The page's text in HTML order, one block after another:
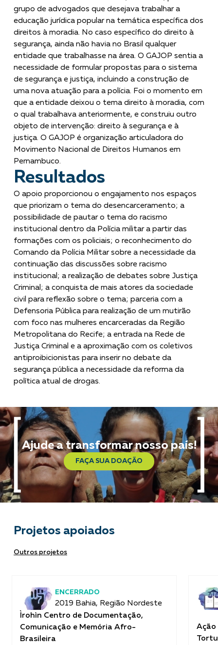
grupo de advogados que desejava trabalhar a
educação jurídica popular na temática específica dos
direitos à moradia. No caso específico do direito à
segurança, ainda não havia no Brasil qualquer
entidade que trabalhasse na área. O GAJOP sentia a
necessidade de formular propostas para o sistema
de segurança e justiça, incluindo a construção de
uma nova atuação para a polícia. Foi o momento em
que a entidade deixou o tema direito à moradia, com
o qual trabalhava anteriormente, e construiu outro
objeto de intervenção: direito à segurança e à
justiça. O GAJOP é organização articuladora do
Movimento Nacional de Direitos Humanos em
Pernambuco.
Resultados
O apoio proporcionou o engajamento nos espaços
que priorizam o tema do desencarceramento; a
possibilidade de pautar o tema do racismo
institucional dentro da Polícia militar a partir das
formações com os policiais; o reconhecimento do
Comando da Polícia Militar sobre a necessidade da
continuação das discussões sobre racismo
institucional; a realização de debates sobre Justiça
Criminal; a conquista de mais atores da sociedade
civil para reflexão sobre o tema; parceria com a
Defensoria Pública para realização de um mutirão
com foco nas mulheres encarceradas da Região
Metropolitana do Recife; a entrada na Rede de
Justiça Criminal e a aproximação com os coletivos
antiproibicionistas para inserir no debate da
segurança pública a necessidade da reforma da
política atual de drogas.
Ajude a transformar nosso país!
FAÇA SUA DOAÇÃO
Projetos apoiados
Outros projetos
ENCERRADO
2019 Bahia, Região Nordeste
Ìrohìn Centro de Documentação,
Comunicação e Memória Afro-
Brasileira
Ação